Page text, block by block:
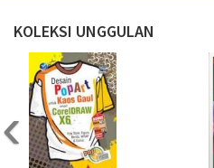
KOLEKSI UNGGULAN
‹